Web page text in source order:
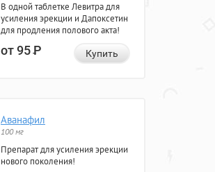
В одной таблетке Левитра для
усиления эрекции и Дапоксетин
для продления полового акта!
от 95Р Купить
Аванафил
100 мг
Препарат для усиления эрекции
нового поколения!